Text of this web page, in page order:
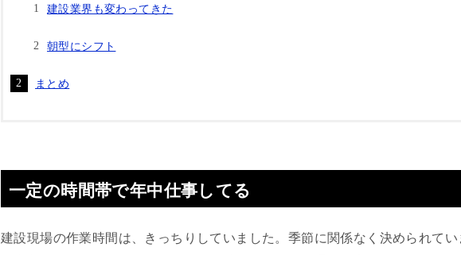
建設業界も変わってきた
朝型にシフト
まとめ
一定の時間帯で年中仕事してる
建設現場の作業時間は、きっちりしていました。季節に関係なく決められて